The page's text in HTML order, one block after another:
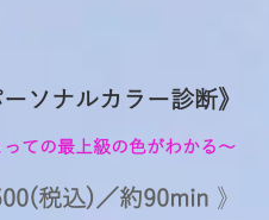
ーソナルカラー診断》​
ての最上級の色がわかる～
税込)／約90min 》